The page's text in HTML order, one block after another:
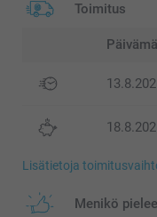
Toimitus
Lisätietoja
Menikö